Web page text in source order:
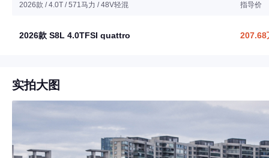
2026款 / 4.0T / 571马力 / 48V轻混 指导价
2026款 S8L 4.0TFSI quattro 207.68
实拍大图